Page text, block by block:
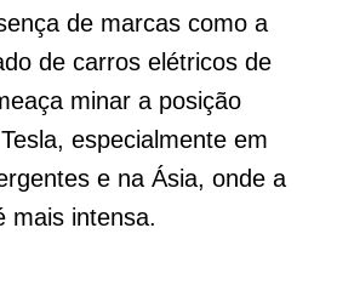
de marcas como a
de carros elétricos de
minar a posição
especialmente em
e na Ásia, onde a
mais intensa.